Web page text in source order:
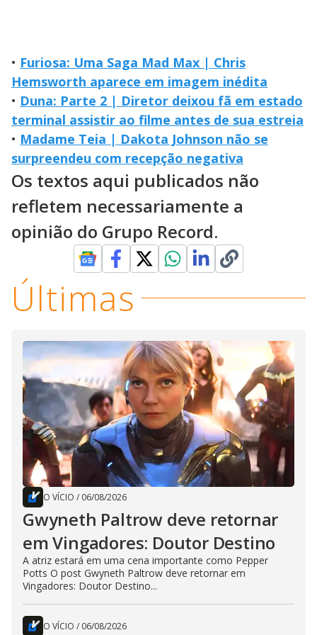
• Furiosa: Uma Saga Mad Max | Chris
Hemsworth aparece em imagem inédita
• Duna: Parte 2 | Diretor deixou fã em estado
terminal assistir ao filme antes de sua estreia
• Madame Teia | Dakota Johnson não se
surpreendeu com recepção negativa
Os textos aqui publicados não
refletem necessariamente a
opinião do Grupo Record.
Últimas
O VÍCIO / 06/08/2026
Gwyneth Paltrow deve retornar
em Vingadores: Doutor Destino
A atriz estará em uma cena importante como Pepper
Potts O post Gwyneth Paltrow deve retornar em
Vingadores: Doutor Destino...
O VÍCIO / 06/08/2026